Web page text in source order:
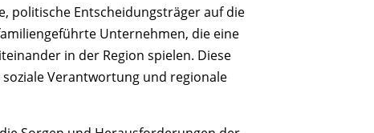
politische Entscheidungsträger auf die
Unternehmen, die eine
in der Region spielen. Diese
Verantwortung und regionale